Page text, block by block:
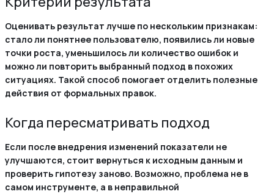
Оценивать результат лучше по нескольким признакам:
стало ли понятнее пользователю, появились ли новые
точки роста, уменьшилось ли количество ошибок и
можно ли повторить выбранный подход в похожих
ситуациях. Такой способ помогает отделить полезные
действия от формальных правок.
Когда пересматривать подход
Если после внедрения изменений показатели не
улучшаются, стоит вернуться к исходным данным и
проверить гипотезу заново. Возможно, проблема не в
самом инструменте, а в неправильной